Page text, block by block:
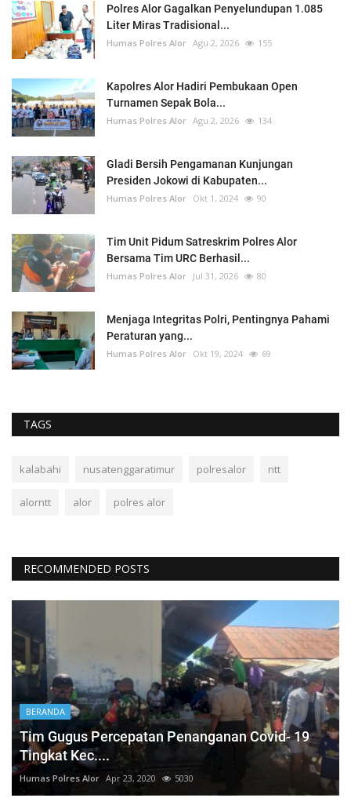
Polres Alor Gagalkan Penyelundupan 1.085
Liter Miras Tradisional...
Humas Polres Alor Agu 2, 2026 155
Kapolres Alor Hadiri Pembukaan Open
Turnamen Sepak Bola...
Humas Polres Alor Agu 2, 2026 134
Gladi Bersih Pengamanan Kunjungan
Presiden Jokowi di Kabupaten...
Humas Polres Alor Okt 1, 2024 90
Tim Unit Pidum Satreskrim Polres Alor
Bersama Tim URC Berhasil...
Humas Polres Alor Jul 31, 2026 80
Menjaga Integritas Polri, Pentingnya Pahami
Peraturan yang...
Humas Polres Alor Okt 19, 2024 69
TAGS
kalabahi nusatenggaratimur polresalor ntt
alorntt alor polres alor
RECOMMENDED POSTS
BERANDA
Tim Gugus Percepatan Penanganan Covid- 19
Tingkat Kec....
Humas Polres Alor Apr 23, 2020 5030